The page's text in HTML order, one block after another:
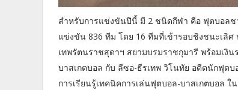
สำหรับการแข่งขันปีนี้ มี 2 ชนิดกีฬา คือ ฟุตบอลช
แข่งขัน 836 ทีม โดย 16 ทีมที่เข้ารอบชิงชนะเลิศ
เทพรัตนราชสุดาฯ สยามบรมราชกุมารี พร้อมเงิ
บาสเกตบอล กับ ลีซอ-ธีรเทพ วิโนทัย อดีตนักฟุต
การเรียนรู้เทคนิคการเล่นฟุตบอล-บาสเกตบอล